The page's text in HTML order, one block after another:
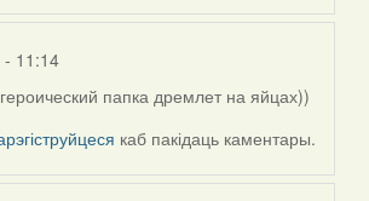
11:14
папка дремлет на яйцах))
каб пакідаць каментары.